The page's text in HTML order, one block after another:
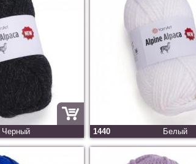
Черный 1440 Белый